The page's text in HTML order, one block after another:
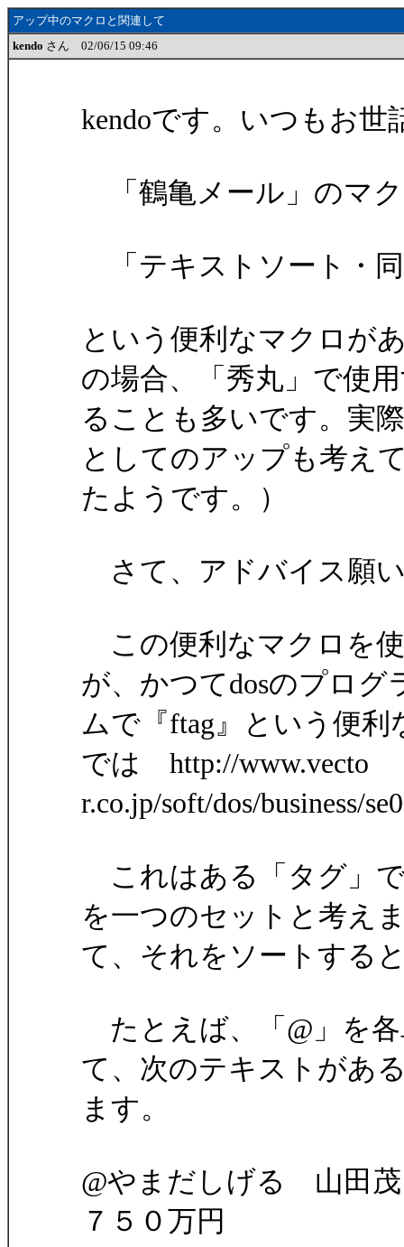
アップ中のマクロと関連して
kendo さん 02/06/15 09:46
kendoです。いつもお世
「鶴亀メール」のマ
「テキストソート・
という便利なマクロが
の場合、「秀丸」で使
ることも多いです。実
としてのアップも考え
たようです。）
さて、アドバイス願
この便利なマクロを
が、かつてdosのプログ
ムで『ftag』という便
では http://www.vecto
r.co.jp/soft/dos/business/
これはある「タグ」
を一つのセットと考え
て、それをソートする
たとえば、「@」を
て、次のテキストがあ
ます。
@やまだしげる 山
７５０万円